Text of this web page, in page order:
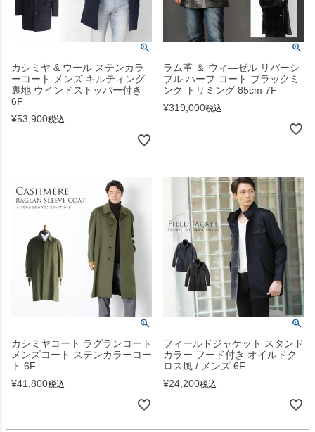
カシミヤ & ウール ステンカラ
ーコート メンズ キルティング
裏地 ウインドストッパー付き
6F
¥53,900税込
ラム革 ＆ ウィ―ゼル リバーシ
ブル ハーフ コート ブラックミ
ンク トリミング 85cm 7F
¥319,000税込
カシミヤコート ラグランコート
メンズコート ステンカラーコー
ト 6F
¥41,800税込
フィールドジャケット スタンド
カラー フード付き オイルドク
ロス風 / メンズ 6F
¥24,200税込